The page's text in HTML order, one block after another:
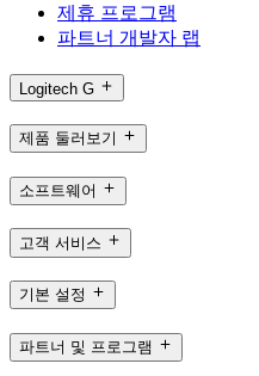
제휴 프로그램
파트너 개발자 랩
Logitech G
제품 둘러보기
소프트웨어
고객 서비스
기본 설정
파트너 및 프로그램